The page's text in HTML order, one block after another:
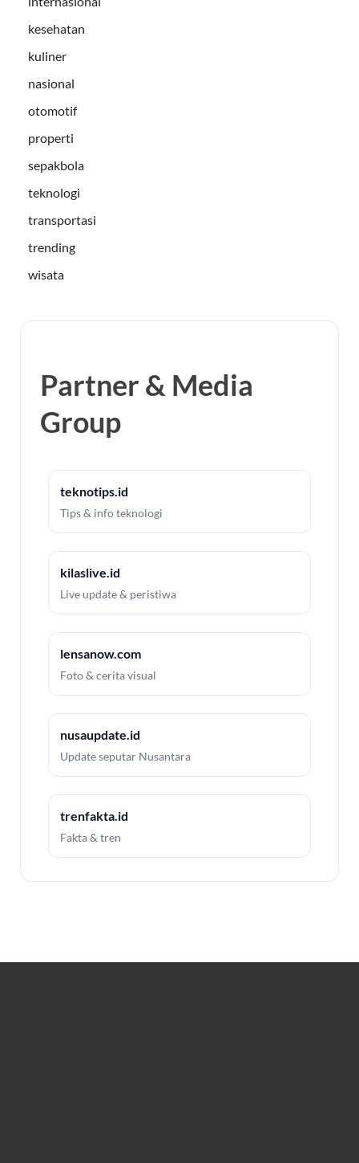
kesehatan
kuliner
nasional
otomotif
properti
sepakbola
teknologi
transportasi
trending
wisata
Partner & Media
Group
teknotips.id
Tips & info teknologi
kilaslive.id
Live update & peristiwa
lensanow.com
Foto & cerita visual
nusaupdate.id
Update seputar Nusantara
trenfakta.id
Fakta & tren